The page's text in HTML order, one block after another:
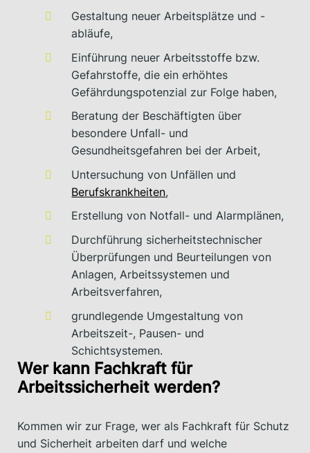
Gestaltung neuer Arbeitsplätze und -
abläufe,
Einführung neuer Arbeitsstoffe bzw.
Gefahrstoffe, die ein erhöhtes
Gefährdungspotenzial zur Folge haben,
Beratung der Beschäftigten über
besondere Unfall- und
Gesundheitsgefahren bei der Arbeit,
Untersuchung von Unfällen und
Berufskrankheiten,
Erstellung von Notfall- und Alarmplänen,
Durchführung sicherheitstechnischer
Überprüfungen und Beurteilungen von
Anlagen, Arbeitssystemen und
Arbeitsverfahren,
grundlegende Umgestaltung von
Arbeitszeit-, Pausen- und
Schichtsystemen.
Wer kann Fachkraft für
Arbeitssicherheit werden?
Kommen wir zur Frage, wer als Fachkraft für Schutz
und Sicherheit arbeiten darf und welche